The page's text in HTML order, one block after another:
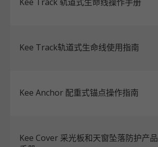
Kee Track轨道式生命线使用指南
Kee Anchor 配重式锚点操作指南
Kee Cover 采光板和天窗坠落防护产品